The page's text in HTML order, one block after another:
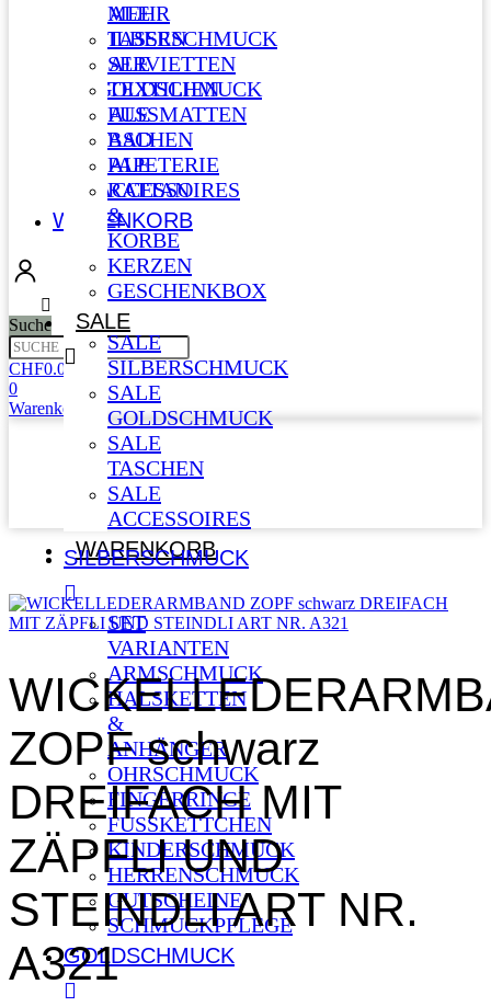
SALE
SILBERSCHMUCK
SALE
GOLDSCHMUCK
SALE
TASCHEN
SALE
ACCESSOIRES
WARENKORB
Suche
CHF0.00
0
Warenkorb
MEHR
TASSEN
SERVIETTEN
TEXTILIEN
FUSSMATTEN
BAD
PAPETERIE
RATTAN
&
KÖRBE
KERZEN
GESCHENKBOX
SALE
SALE
SILBERSCHMUCK
SALE
GOLDSCHMUCK
SALE
TASCHEN
SALE
ACCESSOIRES
WARENKORB
SILBERSCHMUCK
SET
VARIANTEN
ARMSCHMUCK
HALSKETTEN
&
ANHÄNGER
OHRSCHMUCK
FINGERRINGE
FUSSKETTCHEN
KINDERSCHMUCK
HERRENSCHMUCK
GUTSCHEINE
SCHMUCKPFLEGE
GOLDSCHMUCK
ZOPF schwarz
DREIFACH MIT
ZÄPFLI UND
STEINDLI ART NR.
A321